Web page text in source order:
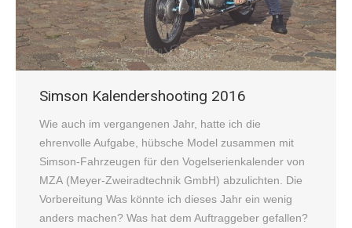
Simson Kalendershooting 2016
Wie auch im vergangenen Jahr, hatte ich die
ehrenvolle Aufgabe, hübsche Model zusammen mit
Simson-Fahrzeugen für den Vogelserienkalender von
MZA (Meyer-Zweiradtechnik GmbH) abzulichten. Die
Vorbereitung Was könnte ich dieses Jahr ein wenig
anders machen? Was hat dem Auftraggeber gefallen?